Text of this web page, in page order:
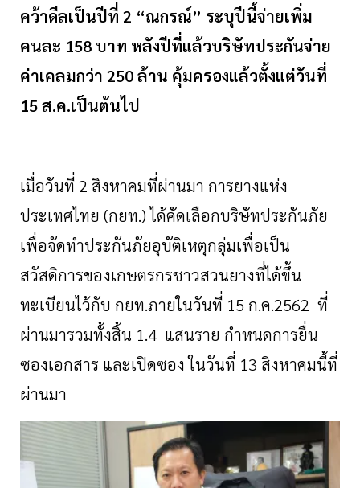
คว้าดีลเป็นปีที่ 2 “ณกรณ์” ระบุปีนี้จ่ายเพิ่ม
คนละ 158 บาท หลังปีที่แล้วบริษัทประกันจ่าย
ค่าเคลมกว่า 250 ล้าน คุ้มครองแล้วตั้งแต่วันที่
15 ส.ค.เป็นต้นไป
เมื่อวันที่ 2 สิงหาคมที่ผ่านมา การยางแห่ง
ประเทศไทย (กยท.) ได้คัดเลือกบริษัทประกันภัย
เพื่อจัดทำประกันภัยอุบัติเหตุกลุ่มเพื่อเป็น
สวัสดิการของเกษตรกรชาวสวนยางที่ได้ขึ้น
ทะเบียนไว้กับ กยท.ภายในวันที่ 15 ก.ค.2562 ที่
ผ่านมารวมทั้งสิ้น 1.4 แสนราย กำหนดการยื่น
ซองเอกสาร และเปิดซอง ในวันที่ 13 สิงหาคมนี้ที่
ผ่านมา